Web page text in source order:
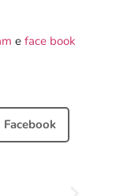
e face book
Facebook